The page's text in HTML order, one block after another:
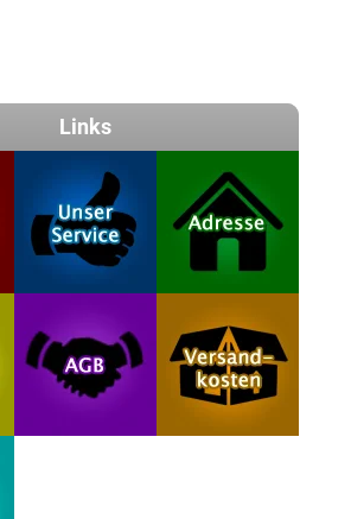
Links